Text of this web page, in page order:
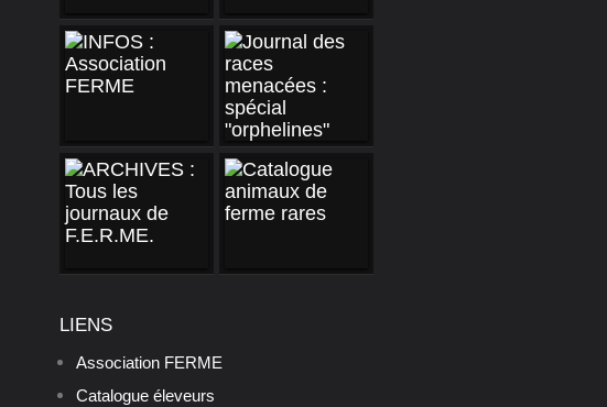
LIENS
Association FERME
Catalogue éleveurs